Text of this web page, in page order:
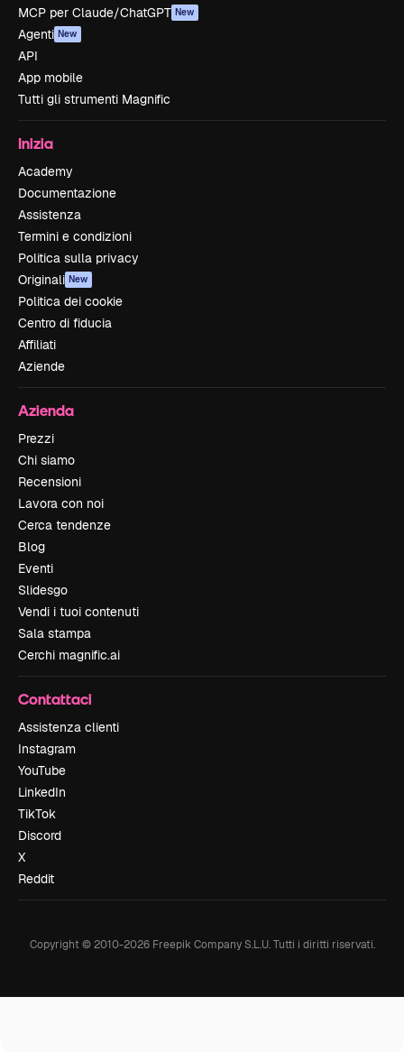
MCP per Claude/ChatGPT New
Agenti New
API
App mobile
Tutti gli strumenti Magnific
Inizia
Academy
Documentazione
Assistenza
Termini e condizioni
Politica sulla privacy
Originali New
Politica dei cookie
Centro di fiducia
Affiliati
Aziende
Azienda
Prezzi
Chi siamo
Recensioni
Lavora con noi
Cerca tendenze
Blog
Eventi
Slidesgo
Vendi i tuoi contenuti
Sala stampa
Cerchi magnific.ai
Contattaci
Assistenza clienti
Instagram
YouTube
LinkedIn
TikTok
Discord
X
Reddit
Copyright © 2010-2026Freepik Company S.L.U. Tutti i diritti riservati.